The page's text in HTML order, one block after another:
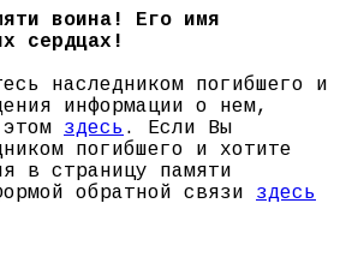
воина! Его имя
сердцах!
наследником погибшего и
информации о нем,
здесь . Если Вы
погибшего и хотите
в страницу памяти
обратной связи здесь